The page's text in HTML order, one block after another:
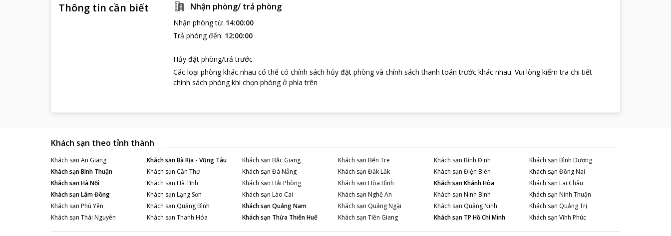
Thông tin cần biết Nhận phòng/ trả phòng
Nhận phòng từ: 14:00:00
Trả phòng đến: 12:00:00
Hủy đặt phòng/trả trước
Các loại phòng khác nhau có thể có chính sách hủy đặt phòng và chính sách thanh toán trước khác nhau. Vui lòng kiểm tra chi tiết
chính sách phòng khi chọn phòng ở phía trên
Khách sạn theo tỉnh thành
Khách sạn An Giang Khách sạnBà Rịa - Vũng Tàu Khách sạn Bắc Giang Khách sạn Bến Tre Khách sạn Bình Định Khách sạn Bình Dương
Khách sạnBình Thuận Khách sạn Cần Thơ Khách sạn Đà Nẵng Khách sạn Đắk Lắk Khách sạn Điện Biên Khách sạn Đồng Nai
Khách sạnHà Nội Khách sạn Hà Tĩnh Khách sạn Hải Phòng Khách sạn Hòa Bình Khách sạnKhánh Hòa Khách sạn Lai Châu
Khách sạnLâm Đồng Khách sạn Lạng Sơn Khách sạn Lào Cai Khách sạn Nghệ An Khách sạn Ninh Bình Khách sạn Ninh Thuận
Khách sạn Phú Yên Khách sạn Quảng Bình Khách sạnQuảng Nam Khách sạn Quảng Ngãi Khách sạn Quảng Ninh Khách sạn Quảng Trị
Khách sạn Thái Nguyên Khách sạn Thanh Hóa Khách sạn Thừa Thiên Huế Khách sạn Tiền Giang Khách sạn TP Hồ Chí Minh Khách sạn Vĩnh Phúc